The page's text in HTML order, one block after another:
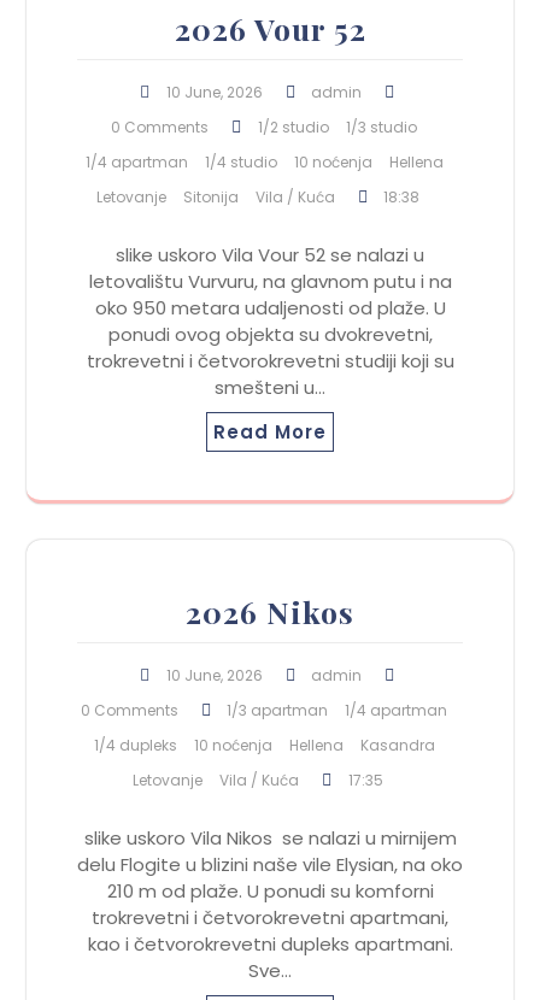
2026 Vour 52
10 June, 2026
admin
0 Comments
1/2 studio
1/3 studio
1/4 apartman
1/4 studio 10 noćenja
Hellena
Letovanje
Sitonija Vila / Kuća 18:38
slike uskoro Vila Vour 52 se nalazi u
letovalištu Vurvuru, na glavnom putu i na
oko 950 metara udaljenosti od plaže. U
ponudi ovog objekta su dvokrevetni,
trokrevetni i četvorokrevetni studiji koji su
smešteni u…
Read More
2026 Nikos
10 June, 2026
admin
0 Comments
1/3 apartman
1/4 apartman
1/4 dupleks
10 noćenja Hellena
Kasandra
Letovanje
Vila / Kuća 17:35
slike uskoro Vila Nikos se nalazi u mirnijem
delu Flogite u blizini naše vile Elysian, na oko
210 m od plaže. U ponudi su komforni
trokrevetni i četvorokrevetni apartmani,
kao i četvorokrevetni dupleks apartmani.
Sve…